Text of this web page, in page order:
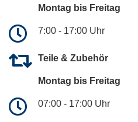
Montag bis Freitag
7:00 - 17:00 Uhr
Teile & Zubehör
Montag bis Freitag
07:00 - 17:00 Uhr